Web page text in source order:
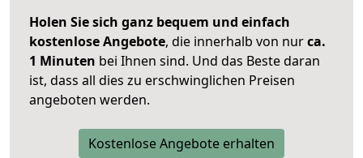
Holen Sie sich ganz bequem und einfach
kostenlose Angebote, die innerhalb von nurca.
1 Minuten bei Ihnen sind. Und das Beste daran
ist, dass all dies zu erschwinglichen Preisen
angeboten werden.
Kostenlose Angebote erhalten